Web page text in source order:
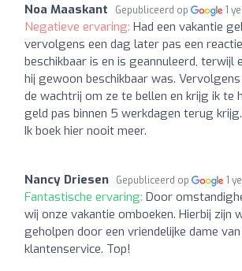
Noa Maaskant Gepubliceerd op 1
Negatieve ervaring: Had een vakantie
vervolgens een dag later pas een
beschikbaar is en is geannuleerd, terwijl
hij gewoon beschikbaar was.
de wachtrij om ze te bellen en krijg ik te
geld pas binnen 5 werkdagen terug
Ik boek hier nooit meer.
Nancy Driesen Gepubliceerd op 1
Fantastische ervaring: Door
wij onze vakantie omboeken. Hierbij zijn
geholpen door een vriendelijke dame van
klantenservice. Top!